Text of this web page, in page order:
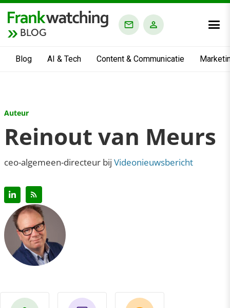
BLOG
Blog AI & Tech Content & Communicatie
Auteur
Reinout van Meurs
ceo-algemeen-directeur bij Videonieuwsbericht